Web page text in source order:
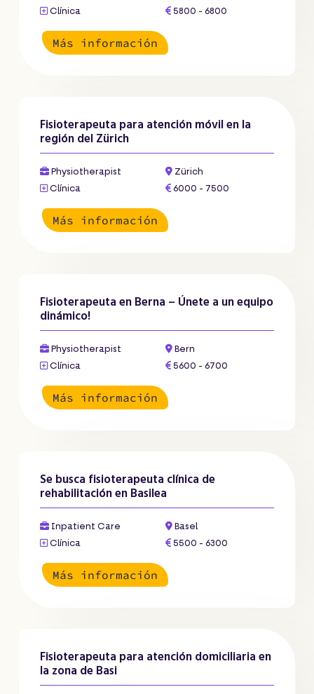
Clínica
5800 - 6800
Más información
Fisioterapeuta para atención móvil en la
región del Zürich
Physiotherapist
Zürich
Clínica
6000 - 7500
Más información
Fisioterapeuta en Berna – Únete a un equipo
dinámico!
Physiotherapist
Bern
Clínica
5600 - 6700
Más información
Se busca fisioterapeuta clínica de
rehabilitación en Basilea
Inpatient Care
Basel
Clínica
5500 - 6300
Más información
Fisioterapeuta para atención domiciliaria en
la zona de Basi